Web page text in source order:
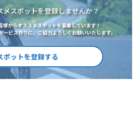
メスポットを登録しませんか？
様からオススメスポットを募集しています！
ビス作りに、ご協力よろしくお願いいたします。
ポットを登録する